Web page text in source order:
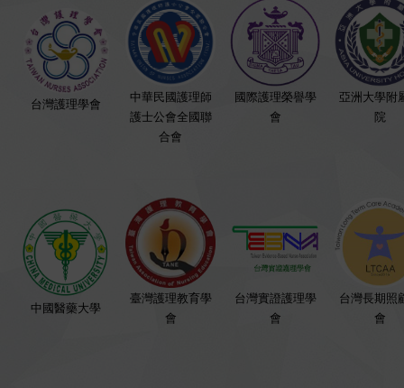
台灣護理學會
中華民國護理師
護士公會全國聯
合會
國際護理榮譽學
會
亞洲大學附
院
中國醫藥大學
臺灣護理教育學
會
台灣實證護理學
會
台灣長期照
會